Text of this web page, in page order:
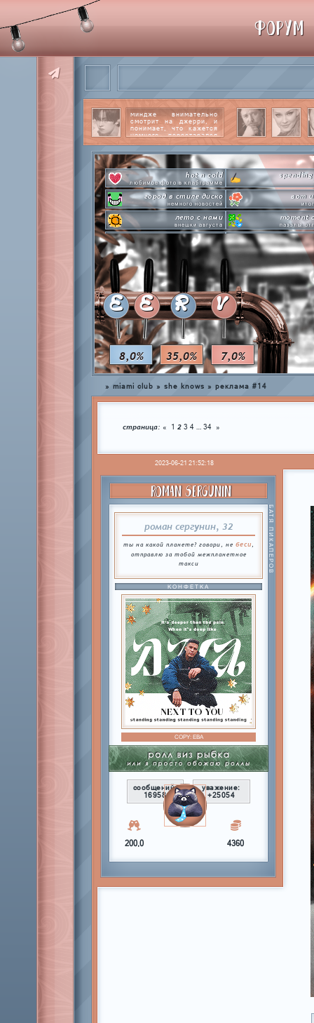
8,0% 35,0% 7,0%
миндже внимательно
смотрит на джерри, и
понимает, что кажется
немного перестарался
далее
hot n cold
любимое фото в клабграмме
город в стиле диско
немного новостей
вот
лето с нами
внешки августа
moment
паззлы
pen-pineapple-apple-pen!
шлакоблокунь заказывали?
сделай это
everyone's a star
покупаем звезды
time goes by
private emotion
с днем эмоций #4
hot
летняя
E E R V
ФОРУМ
» miami club » she knows » реклама #14
страница: « 1 2 3 4 … 34 »
2023-06-21 21:52:18
ROMAN SERGUNIN
роман сергунин, 32
ты на какой планете? говори, не беси
отправлю за тобой межпланетное
такси
БАТЯ ПИКАПЕРОВ
КОНФЕТКА
COPY:ЕВА
сообщений:
16958
уважение:
+25054
200,0 4360